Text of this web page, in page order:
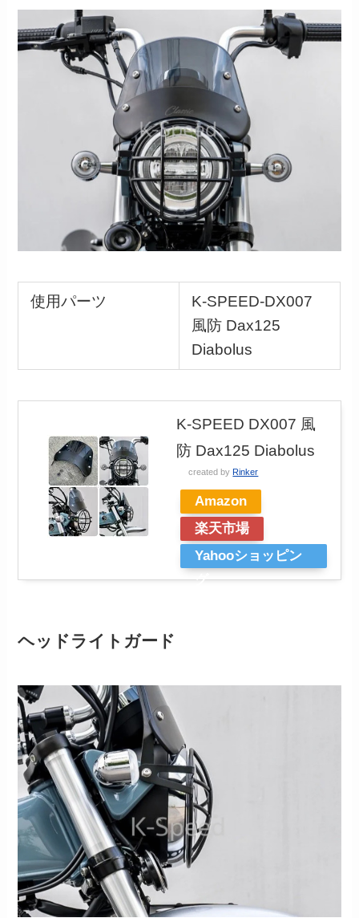
使用パーツ
K-SPEED-DX007
風防 Dax125
Diabolus
K-SPEED DX007 風
防 Dax125 Diabolus
created byRinker
Amazon
楽天市場
Yahooショッピン
グ
ヘッドライトガード